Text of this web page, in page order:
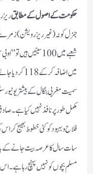
حکومت کے اصول کے مطابق
جنرل کوٹہ(غیر ریزرویشن)
شعبے میں 100 سیٹیں
میں اضافہ
سمیت مغربی بنگال کے بیشتر
مکمل طور پر نافذ نہیں کیا ہے۔
فلاح وبہبود کو کئی خطوط بھیج کر
سات سال کا عرصہ بیت جانے کے
مسلم بچوں کو نہیں پہنچ رہا